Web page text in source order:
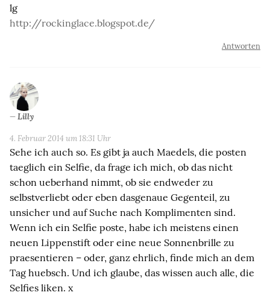
lg
http://rockinglace.blogspot.de/
Antworten
Lilly
4. Februar 2014 um 18:31 Uhr
Sehe ich auch so. Es gibt ja auch Maedels, die posten
taeglich ein Selfie, da frage ich mich, ob das nicht
schon ueberhand nimmt, ob sie endweder zu
selbstverliebt oder eben dasgenaue Gegenteil, zu
unsicher und auf Suche nach Komplimenten sind.
Wenn ich ein Selfie poste, habe ich meistens einen
neuen Lippenstift oder eine neue Sonnenbrille zu
praesentieren – oder, ganz ehrlich, finde mich an dem
Tag huebsch. Und ich glaube, das wissen auch alle, die
Selfies liken. x